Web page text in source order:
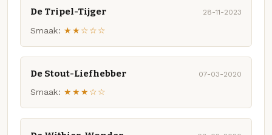
De Tripel-Tijger 28-11-2023
Smaak: ★★☆☆☆
De Stout-Liefhebber 07-03-2020
Smaak: ★★★☆☆